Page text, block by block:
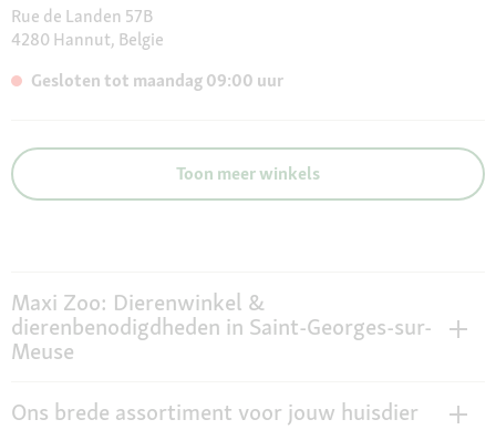
Rue de Landen 57B
4280 Hannut, Belgie
Gesloten tot maandag 09:00 uur
Toon meer winkels
Maxi Zoo: Dierenwinkel &
dierenbenodigdheden in Saint-Georges-sur-
Meuse
Ons brede assortiment voor jouw huisdier